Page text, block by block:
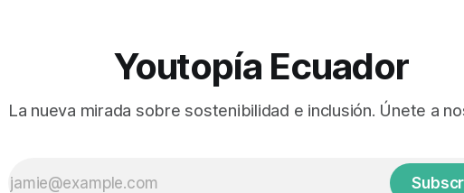
Youtopía Ecuador
La nueva mirada sobre sostenibilidad e inclusión. Únete a